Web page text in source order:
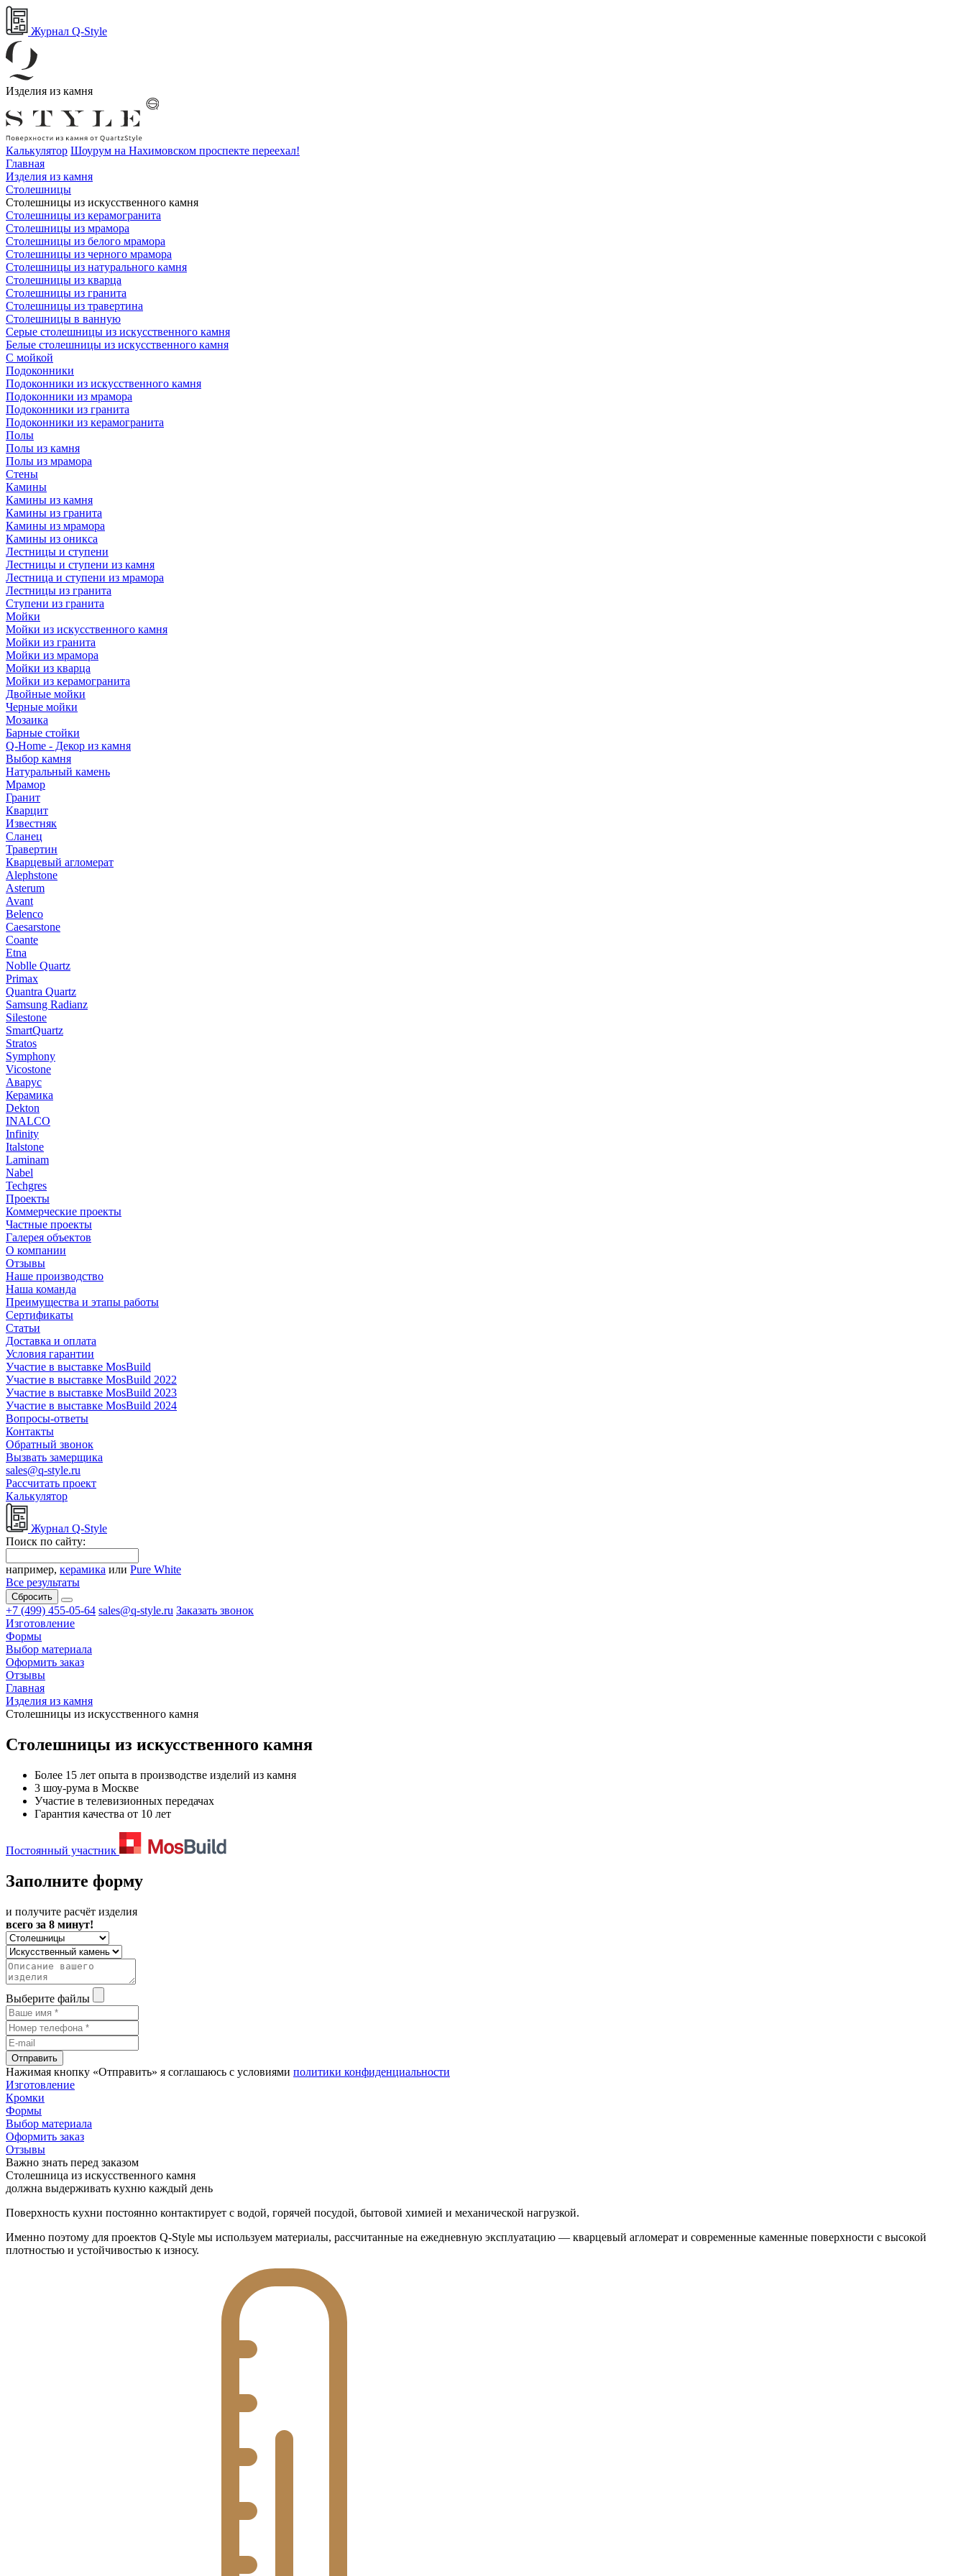
Журнал Q-Style
Изделия из камня
Калькулятор Шоурум на Нахимовском проспекте переехал!
Главная
Изделия из камня
Столешницы
Столешницы из искусственного камня
Столешницы из керамогранита
Столешницы из мрамора
Столешницы из белого мрамора
Столешницы из черного мрамора
Столешницы из натурального камня
Столешницы из кварца
Столешницы из гранита
Столешницы из травертина
Столешницы в ванную
Серые столешницы из искусственного камня
Белые столешницы из искусственного камня
С мойкой
Подоконники
Подоконники из искусственного камня
Подоконники из мрамора
Подоконники из гранита
Подоконники из керамогранита
Полы
Полы из камня
Полы из мрамора
Стены
Камины
Камины из камня
Камины из гранита
Камины из мрамора
Камины из оникса
Лестницы и ступени
Лестницы и ступени из камня
Лестница и ступени из мрамора
Лестницы из гранита
Ступени из гранита
Мойки
Мойки из искусственного камня
Мойки из гранита
Мойки из мрамора
Мойки из кварца
Мойки из керамогранита
Двойные мойки
Черные мойки
Мозаика
Барные стойки
Q-Home - Декор из камня
Выбор камня
Натуральный камень
Мрамор
Гранит
Кварцит
Известняк
Сланец
Травертин
Кварцевый агломерат
Alephstone
Asterum
Avant
Belenco
Caesarstone
Coante
Etna
Noblle Quartz
Primax
Quantra Quartz
Samsung Radianz
Silestone
SmartQuartz
Stratos
Symphony
Vicostone
Аварус
Керамика
Dekton
INALCO
Infinity
Italstone
Laminam
Nabel
Techgres
Проекты
Коммерческие проекты
Частные проекты
Галерея объектов
О компании
Отзывы
Наше производство
Наша команда
Преимущества и этапы работы
Сертификаты
Статьи
Доставка и оплата
Условия гарантии
Участие в выставке MosBuild
Участие в выставке MosBuild 2022
Участие в выставке MosBuild 2023
Участие в выставке MosBuild 2024
Вопросы-ответы
Контакты
Обратный звонок
Вызвать замерщика
sales@q-style.ru
Рассчитать проект
Калькулятор
Журнал Q-Style
Поиск по сайту:
например, керамика или Pure White
Все результаты
Сбросить
+7 (499) 455-05-64 sales@q-style.ru Заказать звонок
Изготовление
Формы
Выбор материала
Оформить заказ
Отзывы
Главная
Изделия из камня
Столешницы из искусственного камня
Столешницы из искусственного камня
Более 15 лет опыта в производстве изделий из камня
3 шоу-рума в Москве
Участие в телевизионных передачах
Гарантия качества от 10 лет
Постоянный участник
Заполните форму
и получите расчёт изделия
всего за 8 минут!
Выберите файлы
Отправить
Нажимая кнопку «Отправить» я соглашаюсь с условиями политики конфиденциальности
Изготовление
Кромки
Формы
Выбор материала
Оформить заказ
Отзывы
Важно знать перед заказом
Столешница из искусственного камня
должна выдерживать кухню каждый день
Поверхность кухни постоянно контактирует с водой, горячей посудой, бытовой химией и механической нагрузкой.
Именно поэтому для проектов Q-Style мы используем материалы, рассчитанные на ежедневную эксплуатацию — кварцевый агломерат и современные каменные поверхности с высокой
плотностью и устойчивостью к износу.